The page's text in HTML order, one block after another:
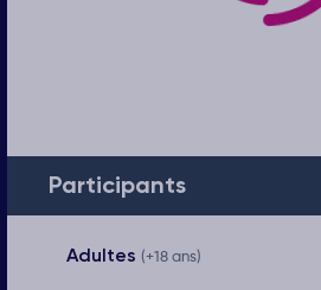
Participants
Adultes (+18 ans)